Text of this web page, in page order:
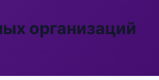
организаций